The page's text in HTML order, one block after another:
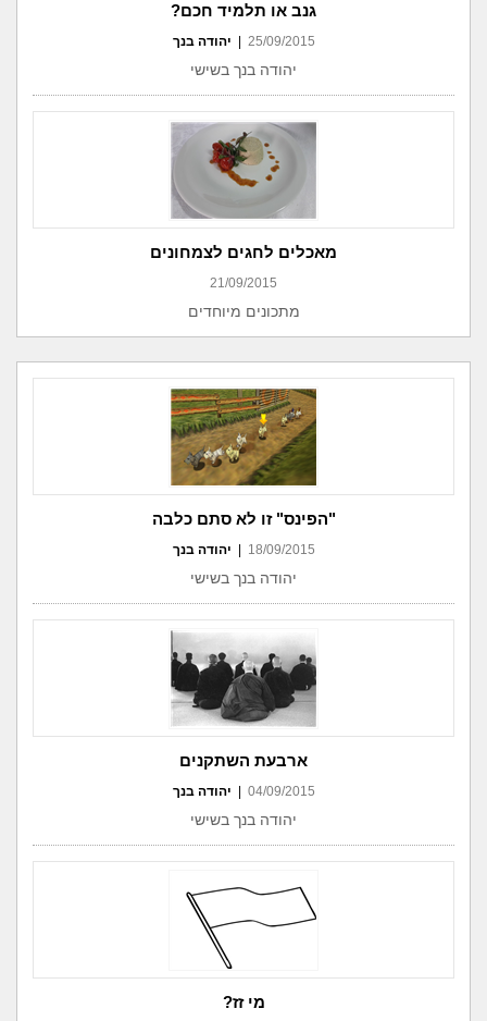
גנב או תלמיד חכם?
25/09/2015 יהודה בנך
יהודה בנך בשישי
מאכלים לחגים לצמחונים
21/09/2015
מתכונים מיוחדים
"הפינס" זו לא סתם כלבה
18/09/2015 יהודה בנך
יהודה בנך בשישי
ארבעת השתקנים
04/09/2015 יהודה בנך
יהודה בנך בשישי
מי זז?